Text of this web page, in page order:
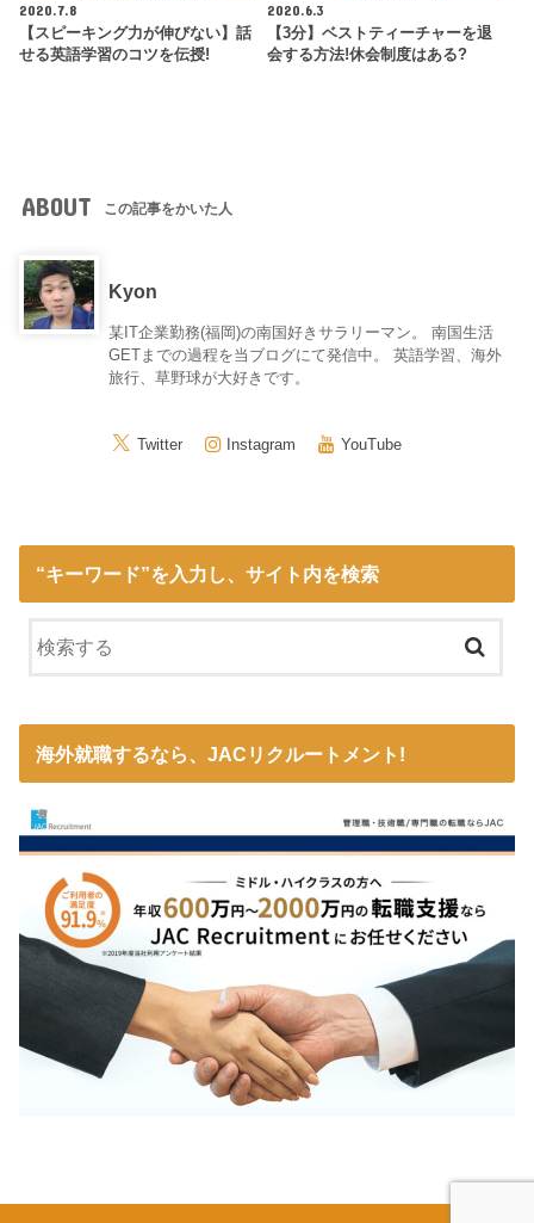
2020.7.8
【スピーキング力が伸びない】話
せる英語学習のコツを伝授!
2020.6.3
【3分】ベストティーチャーを退
会する方法!休会制度はある?
ABOUT この記事をかいた人
Kyon
某IT企業勤務(福岡)の南国好きサラリーマン。 南国生活
GETまでの過程を当ブログにて発信中。 英語学習、海外
旅行、草野球が大好きです。
Twitter Instagram YouTube
“キーワード”を入力し、サイト内を検索
海外就職するなら、JACリクルートメント!